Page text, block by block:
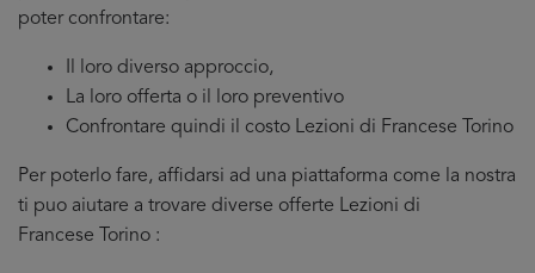
poter confrontare:
Il loro diverso approccio,
La loro offerta o il loro preventivo
Confrontare quindi il costo Lezioni di Francese Torino
Per poterlo fare, affidarsi ad una piattaforma come la nostra
ti puo aiutare a trovare diverse offerte Lezioni di
Francese Torino :